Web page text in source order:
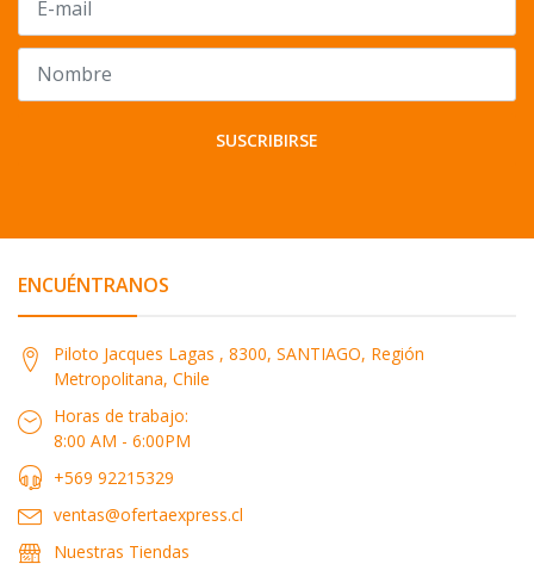
SUSCRIBIRSE
ENCUÉNTRANOS
Piloto Jacques Lagas , 8300, SANTIAGO, Región
Metropolitana, Chile
Horas de trabajo:
8:00 AM - 6:00PM
+569 92215329
ventas@ofertaexpress.cl
Nuestras Tiendas